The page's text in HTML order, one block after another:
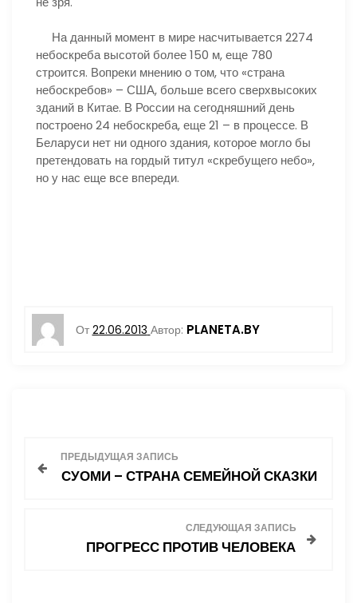
На данный момент в мире насчитывается 2274
небоскреба высотой более 150 м, еще 780
строится. Вопреки мнению о том, что «страна
небоскребов» – США, больше всего сверхвысоких
зданий в Китае. В России на сегодняшний день
построено 24 небоскреба, еще 21 – в процессе. В
Беларуси нет ни одного здания, которое могло бы
претендовать на гордый титул «скребущего небо»,
но у нас еще все впереди.
От 22.06.2013 Автор: PLANETA.BY
ПРЕДЫДУЩАЯ ЗАПИСЬ
СУОМИ – СТРАНА СЕМЕЙНОЙ СКАЗКИ
СЛЕДУЮЩАЯ ЗАПИСЬ
ПРОГРЕСС ПРОТИВ ЧЕЛОВЕКА